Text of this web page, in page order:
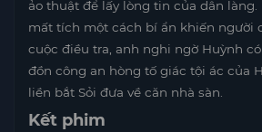
ảo thuật để lấy lòng tin của dân
mất tích một cách bí ẩn khiến người
cuộc điều tra, anh nghi ngờ Huỳnh
đồn công an hòng tố giác tội ác của
liền bắt Sỏi đưa về căn nhà sàn.
Kết phim